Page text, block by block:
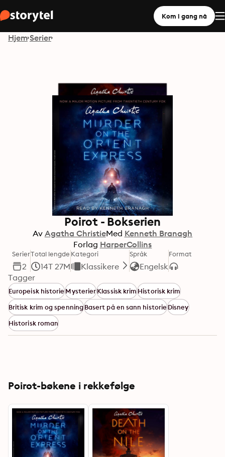
Kom i gang nå
Hjem Serier
Poirot - Bokserien
Av Agatha ChristieMed Kenneth Branagh
Forlag HarperCollins
Serier
2
Total lengde
14T 27M
Kategori
Klassikere
Språk
Engelsk
Format
Tagger
Europeisk historieMysterierKlassisk krimHistorisk krim
Britisk krim og spenningBasert på en sann historieDisney
Historisk roman
Poirot-bøkene i rekkefølge